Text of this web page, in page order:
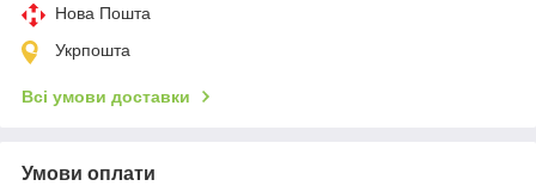
Нова Пошта
Укрпошта
Всі умови доставки
Умови оплати